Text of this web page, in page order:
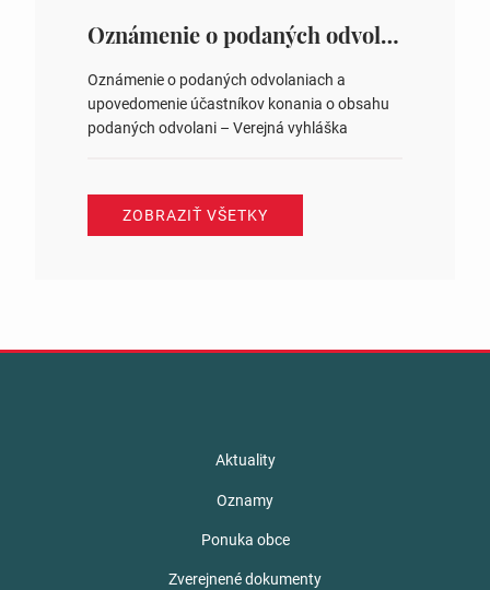
ysledky.html
Oznámenie o podaných odvolaniach a upovedomenie účastníkov konania o obsahu podaných odvolani – Verejná vyhláška
Oznámenie o podaných odvolaniach a
upovedomenie účastníkov konania o obsahu
podaných odvolani – Verejná vyhláška
ZOBRAZIŤ VŠETKY
Aktuality
Oznamy
Ponuka obce
Zverejnené dokumenty